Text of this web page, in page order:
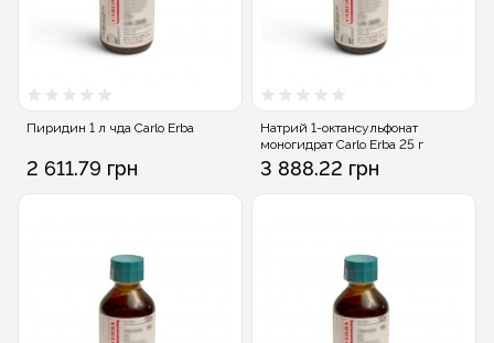
Пиридин 1 л чда Carlo Erba
2 611.79 грн
Натрий 1-октансульфонат
моногидрат Carlo Erba 25 г
3 888.22 грн